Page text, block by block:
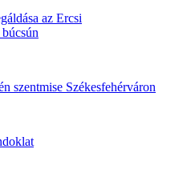
az Ercsi
szentmise Székesfehérváron